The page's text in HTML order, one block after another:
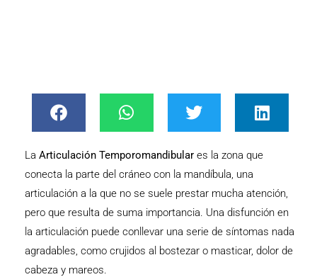
La Articulación Temporomandibular es la zona que
conecta la parte del cráneo con la mandíbula, una
articulación a la que no se suele prestar mucha atención,
pero que resulta de suma importancia. Una disfunción en
la articulación puede conllevar una serie de síntomas nada
agradables, como crujidos al bostezar o masticar, dolor de
cabeza y mareos.